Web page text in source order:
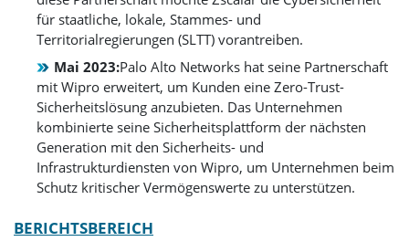
für staatliche, lokale, Stammes- und
Territorialregierungen (SLTT) vorantreiben.
Mai 2023:Palo Alto Networks hat seine Partnerschaft
mit Wipro erweitert, um Kunden eine Zero-Trust-
Sicherheitslösung anzubieten. Das Unternehmen
kombinierte seine Sicherheitsplattform der nächsten
Generation mit den Sicherheits- und
Infrastrukturdiensten von Wipro, um Unternehmen beim
Schutz kritischer Vermögenswerte zu unterstützen.
BERICHTSBEREICH